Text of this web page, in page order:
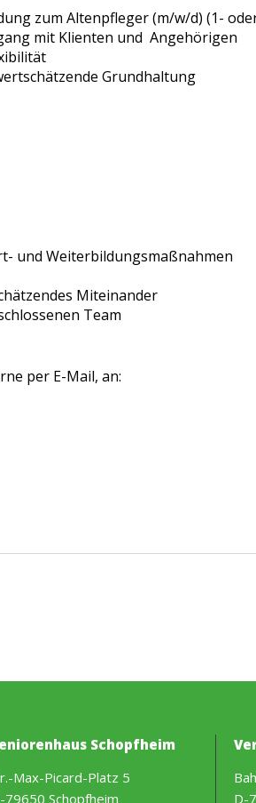
zum Altenpfleger (m/w/d) (1-
mit Klienten und Angehörigen
Grundhaltung
und Weiterbildungsmaßnahmen
Miteinander
Team
per E-Mail, an:
Schopfheim
Max-Picard-Platz 5
79650 Schopfheim
D-